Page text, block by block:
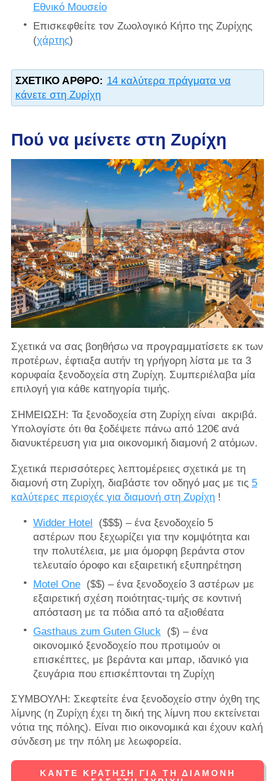
Εθνικό Μουσείο
Επισκεφθείτε τον Ζωολογικό Κήπο της Ζυρίχης
(χάρτης)
ΣΧΕΤΙΚΌ ΆΡΘΡΟ: 14 καλύτερα πράγματα να
κάνετε στη Ζυρίχη
Πού να μείνετε στη Ζυρίχη
Σχετικά να σας βοηθήσω να προγραμματίσετε εκ των
προτέρων, έφτιαξα αυτήν τη γρήγορη λίστα με τα 3
κορυφαία ξενοδοχεία στη Ζυρίχη. Συμπεριέλαβα μία
επιλογή για κάθε κατηγορία τιμής.
ΣΗΜΕΙΩΣΗ: Τα ξενοδοχεία στη Ζυρίχη είναι ακριβά.
Υπολογίστε ότι θα ξοδέψετε πάνω από 120€ ανά
διανυκτέρευση για μια οικονομική διαμονή 2 ατόμων.
Σχετικά περισσότερες λεπτομέρειες σχετικά με τη
διαμονή στη Ζυρίχη, διαβάστε τον οδηγό μας με τις 5
καλύτερες περιοχές για διαμονή στη Ζυρίχη!
Widder Hotel ($$$) – ένα ξενοδοχείο 5
αστέρων που ξεχωρίζει για την κομψότητα και
την πολυτέλεια, με μια όμορφη βεράντα στον
τελευταίο όροφο και εξαιρετική εξυπηρέτηση
Motel One($$) – ένα ξενοδοχείο 3 αστέρων με
εξαιρετική σχέση ποιότητας-τιμής σε κοντινή
απόσταση με τα πόδια από τα αξιοθέατα
Gasthaus zum Guten Gluck($) – ένα
οικονομικό ξενοδοχείο που προτιμούν οι
επισκέπτες, με βεράντα και μπαρ, ιδανικό για
ζευγάρια που επισκέπτονται τη Ζυρίχη
ΣΥΜΒΟΥΛΗ: Σκεφτείτε ένα ξενοδοχείο στην όχθη της
λίμνης (η Ζυρίχη έχει τη δική της λίμνη που εκτείνεται
νότια της πόλης). Είναι πιο οικονομικά και έχουν καλή
σύνδεση με την πόλη με λεωφορεία.
ΚΆΝΤΕ ΚΡΆΤΗΣΗ ΓΙΑ ΤΗ ΔΙΑΜΟΝΉ